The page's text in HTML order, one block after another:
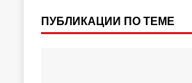
ПУБЛИКАЦИИ ПО ТЕМЕ